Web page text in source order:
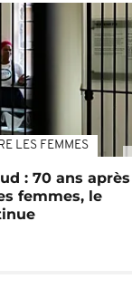
LES FEMMES
: 70 ans après
femmes, le